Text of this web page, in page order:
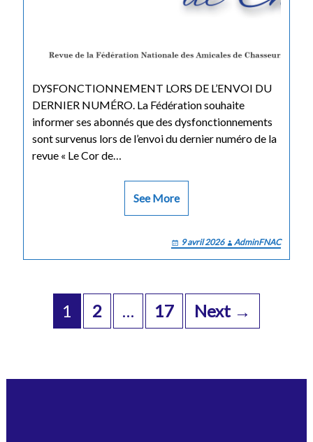
DYSFONCTIONNEMENT LORS DE L’ENVOI DU
DERNIER NUMÉRO. La Fédération souhaite
informer ses abonnés que des dysfonctionnements
sont survenus lors de l’envoi du dernier numéro de la
revue « Le Cor de…
See More
9 avril 2026 AdminFNAC
Posts
navigation
1 2 … 17 Next →